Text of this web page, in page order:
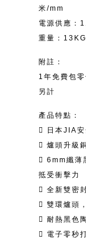
米/mm
電源供應：
重量：
附註：
1年免費包
另計
產品特點：
 日本JIA安
 爐頭升級
 6mm纖薄
抵受衝擊力
 全新雙密
 雙環爐頭
 耐熱黑色
 電子零秒